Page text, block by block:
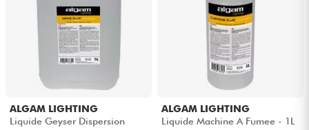
ALGAM LIGHTING
Liquide Geyser Dispersion
ALGAM LIGHTING
Liquide Machine A Fumee - 1L